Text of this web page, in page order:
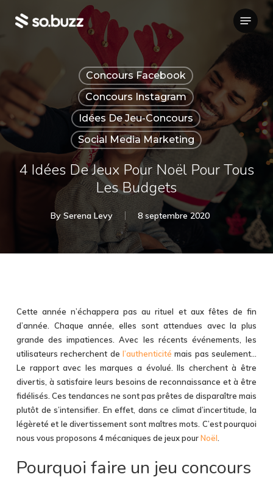
Menu
Concours Facebook
Concours Instagram
Idées De Jeu-Concours
Social Media Marketing
4 Idées De Jeux Pour Noël Pour Tous
Les Budgets
By Serena Levy 8 septembre 2020
Cette année n’échappera pas au rituel et aux fêtes de fin
d’année. Chaque année, elles sont attendues avec la plus
grande des impatiences. Avec les récents événements, les
utilisateurs recherchent de l’authenticité mais pas seulement…
Le rapport avec les marques a évolué. Ils cherchent à être
divertis, à satisfaire leurs besoins de reconnaissance et à être
fidélisés. Ces tendances ne sont pas prêtes de disparaître mais
plutôt de s’intensifier. En effet, dans ce climat d’incertitude, la
légèreté et le divertissement sont maîtres mots. C’est pourquoi
nous vous proposons 4 mécaniques de jeux pourNoël
Pourquoi faire un jeu concours